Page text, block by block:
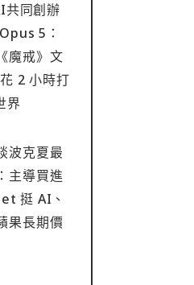
同創辦
5：
魔戒》文
2 小時打
界
波克夏最
主導買進
挺 AI、
果長期價